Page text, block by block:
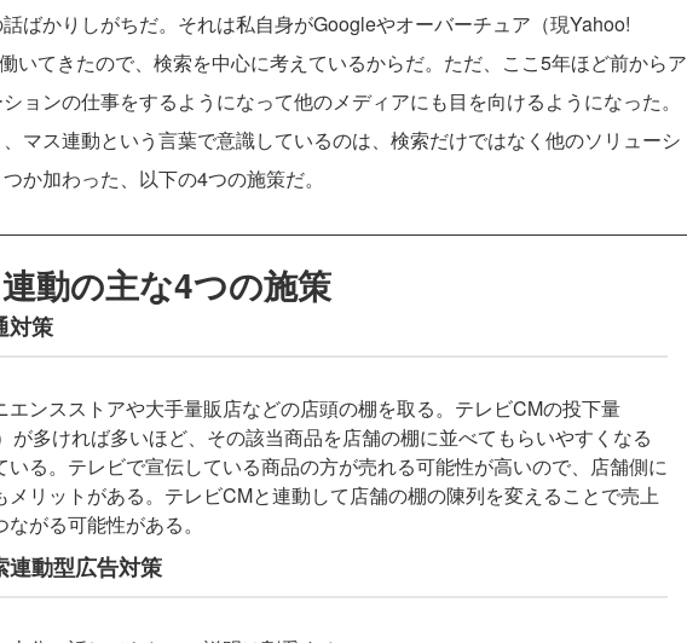
ばかりしがちだ。それは私自身がGoogleやオーバーチュア（現Yahoo!
いてきたので、検索を中心に考えているからだ。ただ、ここ5年ほど前からア
ションの仕事をするようになって他のメディアにも目を向けるようになった。
マス連動という言葉で意識しているのは、検索だけではなく他のソリューシ
か加わった、以下の4つの施策だ。
動の主な4つの施策
対策
エンスストアや大手量販店などの店頭の棚を取る。テレビCMの投下量
が多ければ多いほど、その該当商品を店舗の棚に並べてもらいやすくなる
いる。テレビで宣伝している商品の方が売れる可能性が高いので、店舗側に
メリットがある。テレビCMと連動して店舗の棚の陳列を変えることで売上
がる可能性がある。
連動型広告対策